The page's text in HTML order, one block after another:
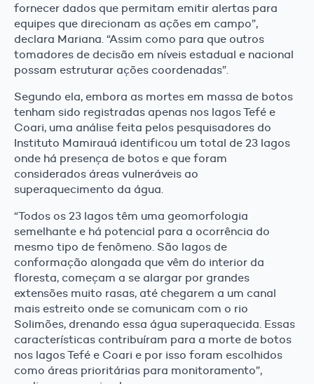
fornecer dados que permitam emitir alertas para
equipes que direcionam as ações em campo”,
declara Mariana. “Assim como para que outros
tomadores de decisão em níveis estadual e nacional
possam estruturar ações coordenadas”.
Segundo ela, embora as mortes em massa de botos
tenham sido registradas apenas nos lagos Tefé e
Coari, uma análise feita pelos pesquisadores do
Instituto Mamirauá identificou um total de 23 lagos
onde há presença de botos e que foram
considerados áreas vulneráveis ao
superaquecimento da água.
“Todos os 23 lagos têm uma geomorfologia
semelhante e há potencial para a ocorrência do
mesmo tipo de fenômeno. São lagos de
conformação alongada que vêm do interior da
floresta, começam a se alargar por grandes
extensões muito rasas, até chegarem a um canal
mais estreito onde se comunicam com o rio
Solimões, drenando essa água superaquecida. Essas
características contribuíram para a morte de botos
nos lagos Tefé e Coari e por isso foram escolhidos
como áreas prioritárias para monitoramento”,